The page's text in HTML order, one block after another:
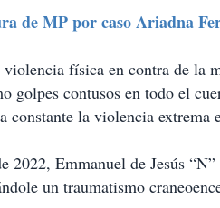
de MP por caso Ariadna
física en contra de la
golpes contusos en todo el
constante la violencia extrema
2022, Emmanuel de Jesús
un traumatismo